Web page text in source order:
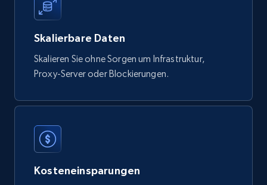
eCommerce
778+ 80+ Jetzt kaufen
URL, Product id, Title, Breadcrumbs, Category,
Tags, Final price, Original price, and more.
Skalierbare Daten
Skalieren Sie ohne Sorgen um Infrastruktur,
Proxy-Server oder Blockierungen.
Kosteneinsparungen